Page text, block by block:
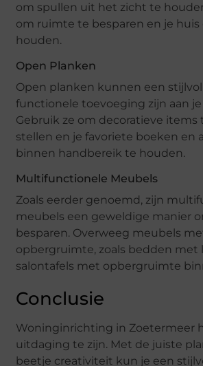
om spullen uit het zicht te
om ruimte te besparen en je
houden.
Open Planken
Open planken kunnen een
functionele toevoeging zijn aan
Gebruik ze om decoratieve
stellen en je favoriete boeken en
binnen handbereik te houden.
Multifunctionele Meubels
Zoals eerder genoemd, zijn
meubels een geweldige manier
besparen. Overweeg meubels
opbergruimte, zoals bedden met
salontafels met opbergruimte
Conclusie
Woninginrichting in Zoetermeer
uitdaging te zijn. Met de juiste
beetje creativiteit kun je een